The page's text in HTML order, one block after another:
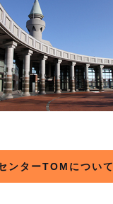
ンターTOMについて